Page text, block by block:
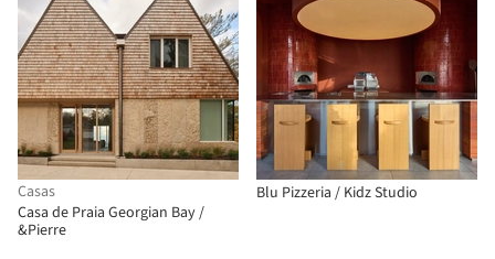
Casas
Casa de Praia Georgian Bay /
&Pierre
Blu Pizzeria / Kidz Studio